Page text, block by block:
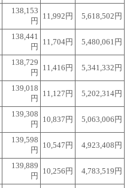
138,153
円
11,992円 5,618,502円
138,441
円
11,704円 5,480,061円
138,729
円
11,416円 5,341,332円
139,018
円
11,127円 5,202,314円
139,308
円
10,837円 5,063,006円
139,598
円
10,547円 4,923,408円
139,889
円
10,256円 4,783,519円